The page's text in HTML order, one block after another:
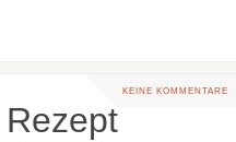
KEINE KOMMENTARE